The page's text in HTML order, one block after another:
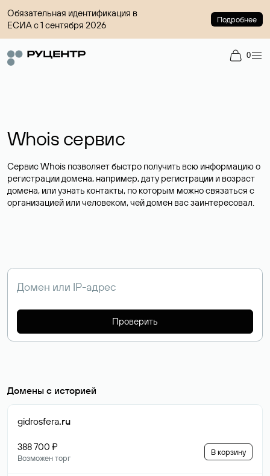
Обязательная идентификация в
ЕСИА с 1 сентября 2026
Подробнее
0
Whois сервис
Сервис Whois позволяет быстро получить всю информацию о
регистрации домена, например, дату регистрации и возраст
домена, или узнать контакты, по которым можно связаться с
организацией или человеком, чей домен вас заинтересовал.
Проверить
Домены с историей
gidrosfera.ru
388 700 ₽
Возможен торг
В корзину